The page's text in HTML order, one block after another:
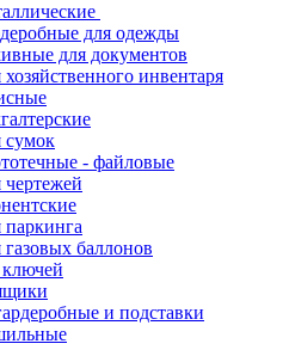
для одежды
для документов
инвентаря
- файловые
баллонов
и подставки